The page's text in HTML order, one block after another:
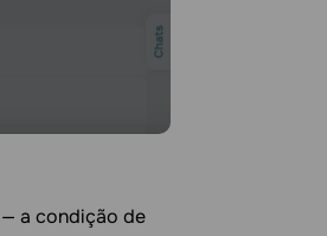
— a condição de